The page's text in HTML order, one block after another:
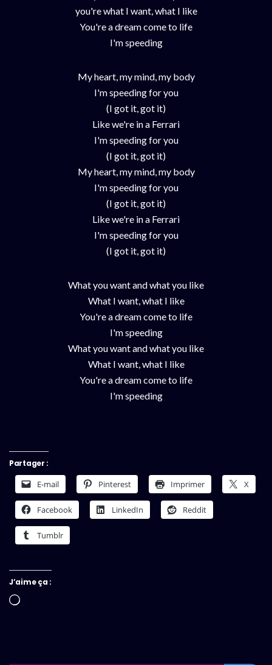
you're what I want, what I like
You're a dream come to life
I'm speeding
My heart, my mind, my body
I'm speeding for you
(I got it, got it)
Like we're in a Ferrari
I'm speeding for you
(I got it, got it)
My heart, my mind, my body
I'm speeding for you
(I got it, got it)
Like we're in a Ferrari
I'm speeding for you
(I got it, got it)
What you want and what you like
What I want, what I like
You're a dream come to life
I'm speeding
What you want and what you like
What I want, what I like
You're a dream come to life
I'm speeding
Partager :
E-mail Pinterest Imprimer X
Facebook LinkedIn Reddit
Tumblr
J’aime ça :
Chargement…